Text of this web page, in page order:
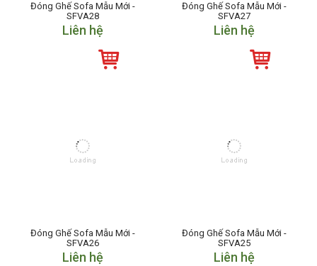
Đóng Ghế Sofa Mẫu Mới -
SFVA28
Liên hệ
Đóng Ghế Sofa Mẫu Mới -
SFVA27
Liên hệ
Đóng Ghế Sofa Mẫu Mới -
SFVA26
Liên hệ
Đóng Ghế Sofa Mẫu Mới -
SFVA25
Liên hệ